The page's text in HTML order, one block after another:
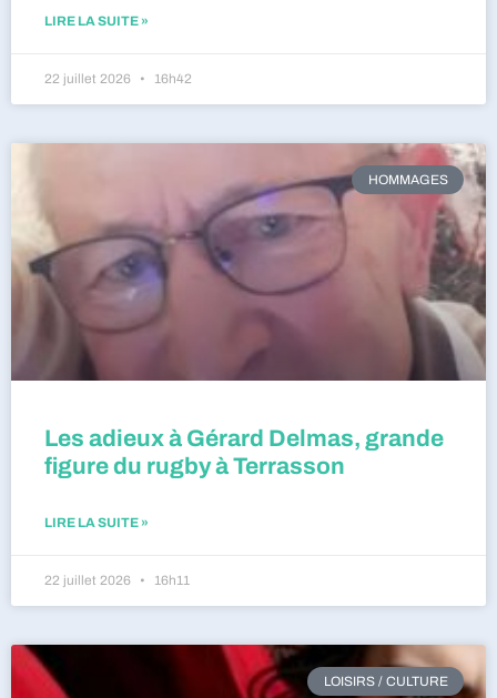
LIRE LA SUITE »
22 juillet 2026 16h42
HOMMAGES
Les adieux à Gérard Delmas, grande
figure du rugby à Terrasson
LIRE LA SUITE »
22 juillet 2026 16h11
LOISIRS / CULTURE